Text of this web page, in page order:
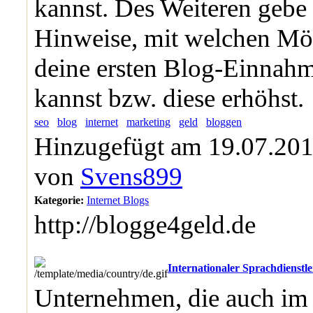
kannst. Des Weiteren
Hinweise, mit welchen
deine ersten Blog-
kannst bzw. diese erhöhst.
seo blog internet marketing geld bloggen
Hinzugefügt am
von Svens899
Kategorie: Internet Blogs
http://blogge4geld.de
Internationaler
Unternehmen, die auch